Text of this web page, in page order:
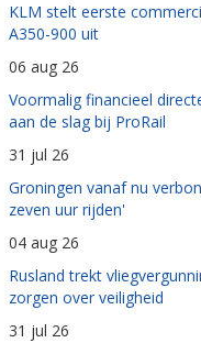
KLM stelt eerste
A350-900 uit
06 aug 26
Voormalig financieel
aan de slag bij ProRail
31 jul 26
Groningen vanaf nu
zeven uur rijden'
04 aug 26
Rusland trekt
zorgen over veiligheid
31 jul 26